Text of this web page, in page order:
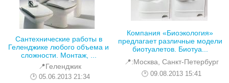
Сантехнические работы в
Геленджике любого объема и
сложности. Монтаж, ...
📍Геленджик
05.06.2013 21:34
Компания «Биоэкология»
предлагает различные модели
биотуалетов. Биотуа...
📍:Москва, Санкт-Петербург
09.08.2013 15:41